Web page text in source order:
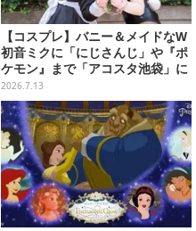
【コスプレ】バニー＆メイドなW
初音ミクに「にじさんじ」や『ポ
ケモン』まで「アコスタ池袋」に
集った美麗レイヤー13選【写真60
枚】
2026.7.13